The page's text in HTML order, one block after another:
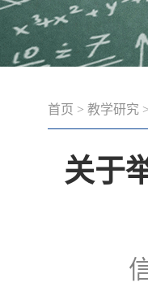
首页 > 教学研究
关于